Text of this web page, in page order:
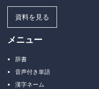
資料を見る
メニュー
辞書
音声付き単語
漢字ネーム